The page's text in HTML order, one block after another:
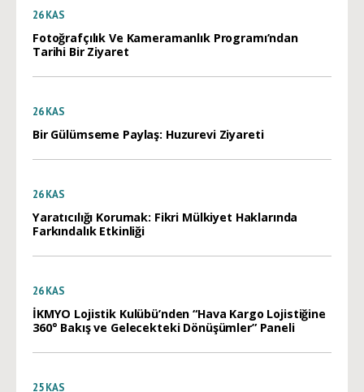
26 KAS
Fotoğrafçılık Ve Kameramanlık Programı’ndan
Tarihi Bir Ziyaret
26 KAS
Bir Gülümseme Paylaş: Huzurevi Ziyareti
26 KAS
Yaratıcılığı Korumak: Fikri Mülkiyet Haklarında
Farkındalık Etkinliği
26 KAS
İKMYO Lojistik Kulübü’nden “Hava Kargo Lojistiğine
360° Bakış ve Gelecekteki Dönüşümler” Paneli
25 KAS